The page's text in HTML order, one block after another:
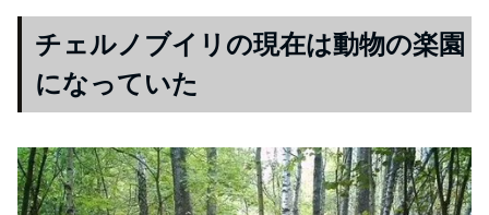
チェルノブイリの現在は動物の楽園
になっていた